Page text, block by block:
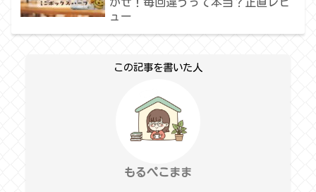
ュー
この記事を書いた人
もるぺこまま